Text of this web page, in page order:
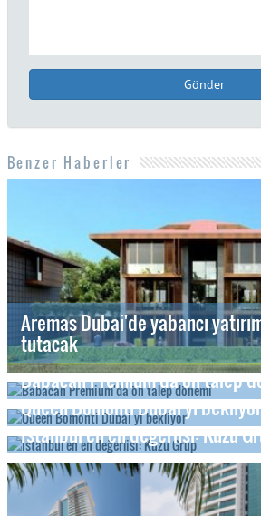
Gönder
Benzer Haberler
Aremas Dubai'de yabancı
tutacak
Babacan Premium'da ön talep
Queen Bomonti Dubai'yi bekliyor
İstanbul'en en değerlisi: Kuzu